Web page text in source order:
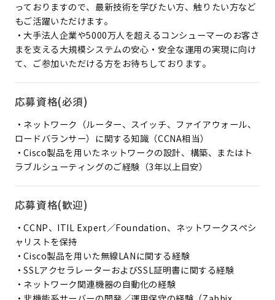
っておりますので、最新技術を学びたい方、触りたい方など
もご活躍いただけます。
・大手法人企業や5000万人を超えるコンシューマーのお客さ
まを支える大規模システムの安心・安全な運用の実現に向け
て、ご参加いただける方をお待ちしております。
応募資格(必須)
・ネットワーク（ルーター、スイッチ、ファイアウォール、
ロードバランサー）に関する知識（CCNA相当）
・Cisco製品を用いたネットワークの設計、構築、またはト
ラブルシューティングのご経験（3年以上目安）
応募資格(歓迎)
・CCNP、ITIL Expert／Foundation、ネットワークスペシ
ャリストを保持
・Cisco製品を用いた無線LANに関する経験
・SSLアクセラレーターおよびSSL証明書に関する経験
・ネットワーク関連機器の自動化の経験